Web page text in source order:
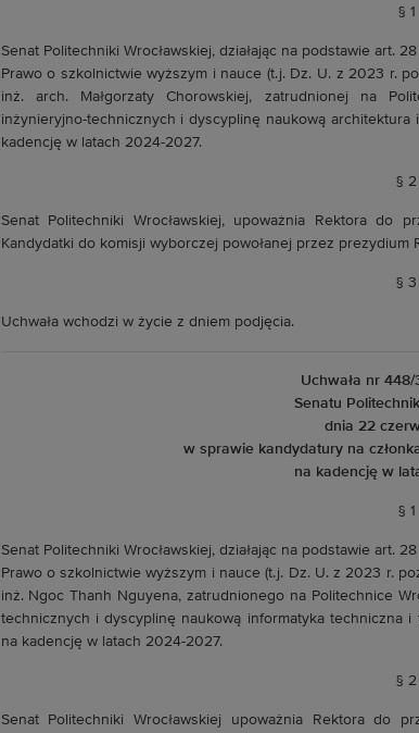
§ 1
Senat Politechniki Wrocławskiej, działając na podstawie art.
Prawo o szkolnictwie wyższym i nauce (t.j. Dz. U. z 2023 r.
inż. arch. Małgorzaty Chorowskiej, zatrudnionej na
inżynieryjno-technicznych i dyscyplinę naukową architektura
kadencję w latach 2024-2027.
§ 2
Senat Politechniki Wrocławskiej, upoważnia Rektora do
Kandydatki do komisji wyborczej powołanej przez prezydium
§ 3
Uchwała wchodzi w życie z dniem podjęcia.
Uchwała nr
Senatu
dnia 22
w sprawie kandydatury na
na kadencję w
§ 1
Senat Politechniki Wrocławskiej, działając na podstawie art.
Prawo o szkolnictwie wyższym i nauce (t.j. Dz. U. z 2023 r.
inż. Ngoc Thanh Nguyena, zatrudnionego na Politechnice
technicznych i dyscyplinę naukową informatyka techniczna i
na kadencję w latach 2024-2027.
§ 2
Senat Politechniki Wrocławskiej upoważnia Rektora do